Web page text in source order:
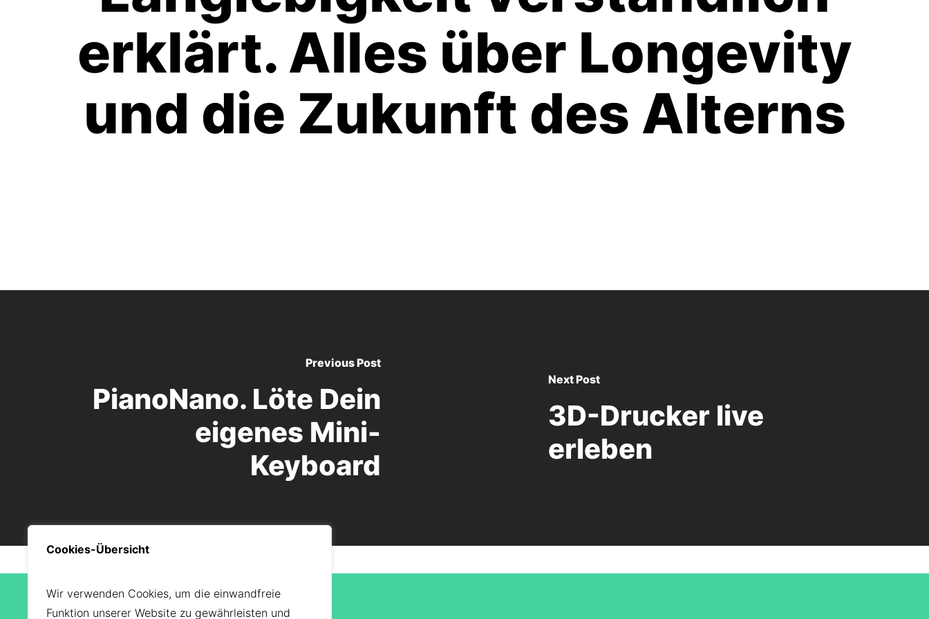
Cookies-Übersicht
Wir verwenden Cookies, um die einwandfreie
Funktion unserer Website zu gewährleisten und
erklärt. Alles über Longevity
und die Zukunft des Alterns
Previous Post
PianoNano. Löte Dein
eigenes Mini-
Keyboard
Next Post
3D-Drucker live
erleben